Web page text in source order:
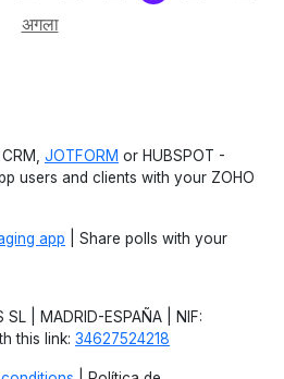
अगला
JOTFORM or HUBSPOT -
users and clients with your ZOHO
app | Share polls with your
SL | MADRID-ESPAÑA | NIF:
this link: 34627524218